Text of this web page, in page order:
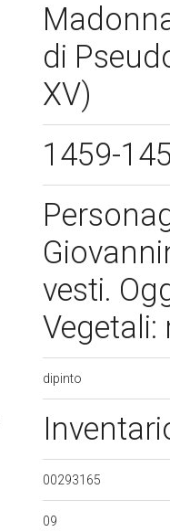
di
XV)
1459-
vesti.
dipinto
00293165
09